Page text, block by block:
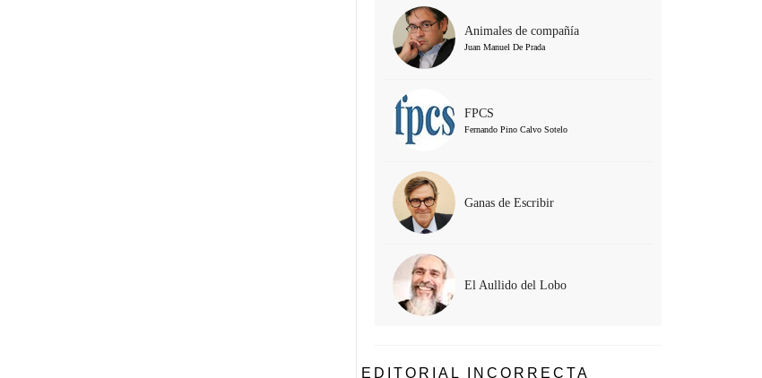
Animales de compañía
Juan Manuel De Prada
FPCS
Fernando Pino Calvo Sotelo
Ganas de Escribir
El Aullido del Lobo
EDITORIAL INCORRECTA